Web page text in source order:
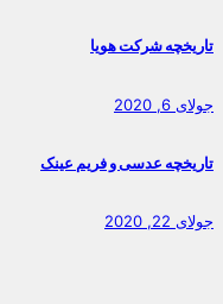
تاریخچه شرکت هویا
جولای 6, 2020
تاریخچه عدسی و فریم عینک
جولای 22, 2020